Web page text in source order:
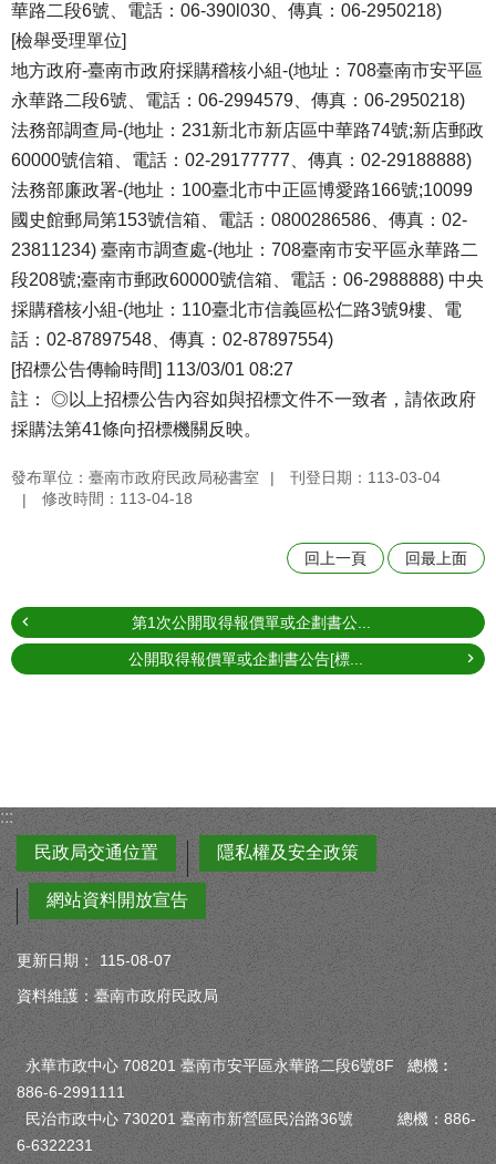
華路二段6號、電話：06-390l030、傳真：06-2950218)
[檢舉受理單位]
地方政府-臺南市政府採購稽核小組-(地址：708臺南市安平區
永華路二段6號、電話：06-2994579、傳真：06-2950218)
法務部調查局-(地址：231新北市新店區中華路74號;新店郵政
60000號信箱、電話：02-29177777、傳真：02-29188888)
法務部廉政署-(地址：100臺北市中正區博愛路166號;10099
國史館郵局第153號信箱、電話：0800286586、傳真：02-
23811234) 臺南市調查處-(地址：708臺南市安平區永華路二
段208號;臺南市郵政60000號信箱、電話：06-2988888) 中央
採購稽核小組-(地址：110臺北市信義區松仁路3號9樓、電
話：02-87897548、傳真：02-87897554)
[招標公告傳輸時間] 113/03/01 08:27
註： ◎以上招標公告內容如與招標文件不一致者，請依政府
採購法第41條向招標機關反映。
發布單位：臺南市政府民政局秘書室
刊登日期：113-03-04
修改時間：113-04-18
回上一頁 回最上面
第1次公開取得報價單或企劃書公...
公開取得報價單或企劃書公告[標...
:::
民政局交通位置
隱私權及安全政策
網站資料開放宣告
更新日期：
115-08-07
資料維護：臺南市政府民政局
永華市政中心 708201 臺南市安平區永華路二段6號8F 總機︰
886-6-2991111
民治市政中心 730201 臺南市新營區民治路36號 總機：886-
6-6322231